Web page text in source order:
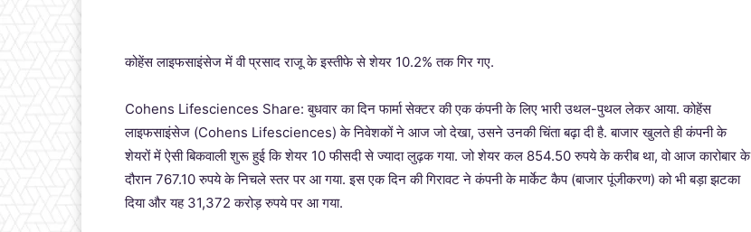
कोहेंस लाइफसाइंसेज में वी प्रसाद राजू के इस्तीफे से शेयर 10.2% तक गिर गए.
Cohens Lifesciences Share: बुधवार का दिन फार्मा सेक्टर की एक कंपनी के लिए भारी उथल-पुथल लेकर आया. कोहेंस
लाइफसाइंसेज (Cohens Lifesciences) के निवेशकों ने आज जो देखा, उसने उनकी चिंता बढ़ा दी है. बाजार खुलते ही कंपनी के
शेयरों में ऐसी बिकवाली शुरू हुई कि शेयर 10 फीसदी से ज्यादा लुढ़क गया. जो शेयर कल 854.50 रुपये के करीब था, वो आज कारोबार के
दौरान 767.10 रुपये के निचले स्तर पर आ गया. इस एक दिन की गिरावट ने कंपनी के मार्केट कैप (बाजार पूंजीकरण) को भी बड़ा झटका
दिया और यह 31,372 करोड़ रुपये पर आ गया.